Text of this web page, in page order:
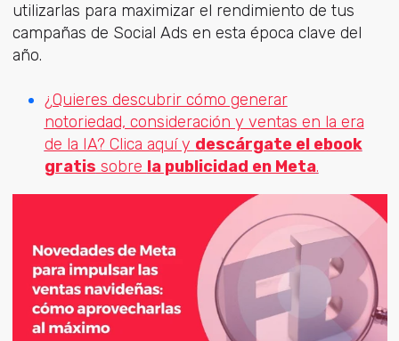
utilizarlas para maximizar el rendimiento de tus
campañas de Social Ads en esta época clave del
año.
¿Quieres descubrir cómo generar
notoriedad, consideración y ventas en la era
de la IA? Clica aquí y descárgate el ebook
gratis sobre la publicidad en Meta.